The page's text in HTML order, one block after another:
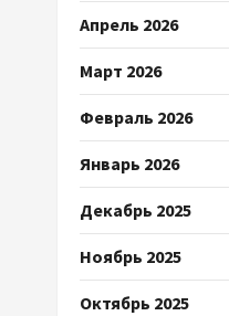
Апрель 2026
Март 2026
Февраль 2026
Январь 2026
Декабрь 2025
Ноябрь 2025
Октябрь 2025